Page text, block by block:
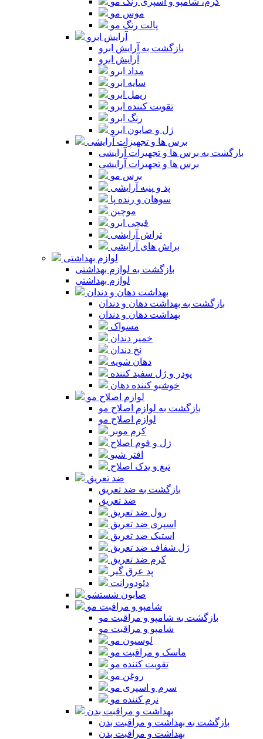
موس مو
پالت رنگ مو
آرایش ابرو
بازگشت به آرایش ابرو
آرایش ابرو
مداد ابرو
سایه ابرو
ریمل ابرو
تقویت کننده ابرو
رنگ ابرو
ژل و صابون ابرو
برس ها و تجهیزات آرایشی
بازگشت به برس ها و تجهیزات آرایشی
برس ها و تجهیزات آرایشی
برس مو
پد و پنبه آرایشی
سوهان و رنده پا
موچین
قیچی ابرو
تراش آرایشی
براش های آرایشی
لوازم بهداشتی
بازگشت به لوازم بهداشتی
لوازم بهداشتی
بهداشت دهان و دندان
بازگشت به بهداشت دهان و دندان
بهداشت دهان و دندان
مسواک
خمیر دندان
نخ دندان
دهان شویه
پودر و ژل سفید کننده
خوشبو کننده دهان
لوازم اصلاح مو
بازگشت به لوازم اصلاح مو
لوازم اصلاح مو
کرم موبر
ژل و فوم اصلاح
افتر شیو
تیغ و یدک اصلاح
ضد تعریق
بازگشت به ضد تعریق
ضد تعریق
رول ضد تعریق
اسپری ضد تعریق
استیک ضد تعریق
ژل شفاف ضد تعریق
کرم ضد تعریق
پد عرق گیر
دئودورانت
صابون شستشو
شامپو و مراقبت مو
بازگشت به شامپو و مراقبت مو
شامپو و مراقبت مو
لوسیون مو
ماسک و مراقبت مو
تقویت کننده مو
روغن مو
سرم و اسپری مو
نرم کننده مو
بهداشت و مراقبت بدن
بازگشت به بهداشت و مراقبت بدن
بهداشت و مراقبت بدن